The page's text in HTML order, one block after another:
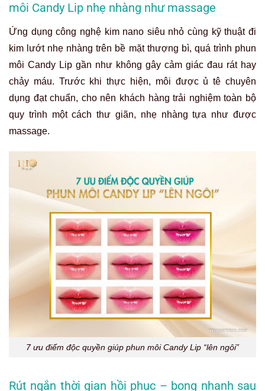
môi Candy Lip nhẹ nhàng như massage
Ứng dụng công nghệ kim nano siêu nhỏ cùng kỹ thuật đi
kim lướt nhẹ nhàng trên bề mặt thượng bì, quá trình phun
môi Candy Lip gần như không gây cảm giác đau rát hay
chảy máu. Trước khi thực hiện, môi được ủ tê chuyên
dụng đạt chuẩn, cho nên khách hàng trải nghiệm toàn bộ
quy trình một cách thư giãn, nhẹ nhàng tựa như được
massage.
7 ưu điểm độc quyền giúp phun môi Candy Lip “lên ngôi”
Rút ngắn thời gian hồi phục – bong nhanh sau